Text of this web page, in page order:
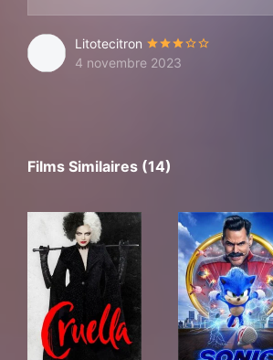
Litotecitron
4 novembre 2023
Films Similaires (14)